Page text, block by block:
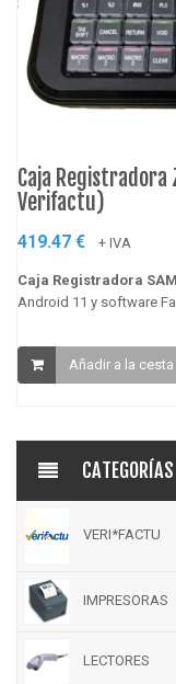
Caja Registradora
Verifactu)
419.47 € + IVA
Caja Registradora
Android 11 y software
Añadir a la cesta
CATEGORÍAS
VERI*FACTU
IMPRESORAS
LECTORES